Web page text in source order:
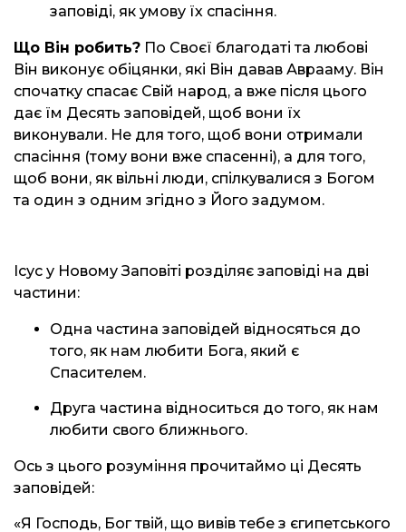
заповіді, як умову їх спасіння.
Що Він робить? По Своєї благодаті та любові
Він виконує обіцянки, які Він давав Аврааму. Він
спочатку спасає Свій народ, а вже після цього
дає їм Десять заповідей, щоб вони їх
виконували. Не для того, щоб вони отримали
спасіння (тому вони вже спасенні), а для того,
щоб вони, як вільні люди, спілкувалися з Богом
та один з одним згідно з Його задумом.
Ісус у Новому Заповіті розділяє заповіді на дві
частини:
Одна частина заповідей відносяться до
того, як нам любити Бога, який є
Спасителем.
Друга частина відноситься до того, як нам
любити свого ближнього.
Ось з цього розуміння прочитаймо ці Десять
заповідей:
«Я Господь, Бог твій, що вивів тебе з єгипетського